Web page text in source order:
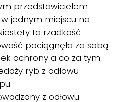
przedstawicielem
jednym miejscu na
ta rzadkość
pociągnęła za sobą
ochrony a co za tym
ryb z odłowu
z odłowu